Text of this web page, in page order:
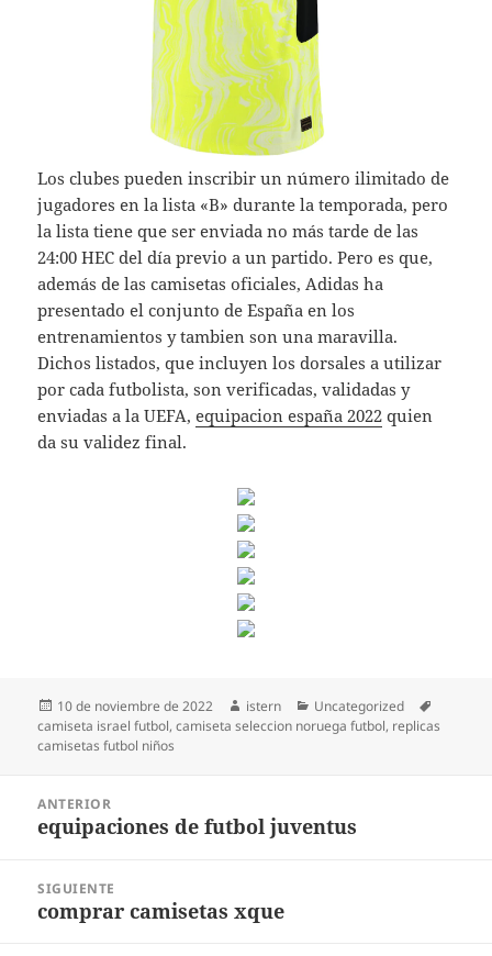
Los clubes pueden inscribir un número ilimitado de
jugadores en la lista «B» durante la temporada, pero
la lista tiene que ser enviada no más tarde de las
24:00 HEC del día previo a un partido. Pero es que,
además de las camisetas oficiales, Adidas ha
presentado el conjunto de España en los
entrenamientos y tambien son una maravilla.
Dichos listados, que incluyen los dorsales a utilizar
por cada futbolista, son verificadas, validadas y
enviadas a la UEFA,equipacion españa 2022 quien
da su validez final.
Publicado
el
10 de noviembre de 2022 Autor
istern Categorías
Uncategorized
camiseta israel futbol,camiseta seleccion noruega futbol, replicas
camisetas futbol niños
entradas
ANTERIOR
Entrada
equipaciones de futbol juventus
SIGUIENTE
Entrada
comprar camisetas xque